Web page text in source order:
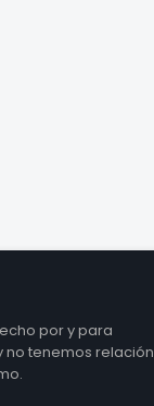
por y para
no tenemos relación